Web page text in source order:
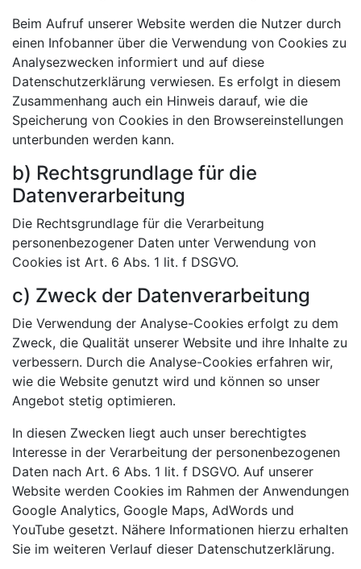
Beim Aufruf unserer Website werden die Nutzer durch
einen Infobanner über die Verwendung von Cookies zu
Analysezwecken informiert und auf diese
Datenschutzerklärung verwiesen. Es erfolgt in diesem
Zusammenhang auch ein Hinweis darauf, wie die
Speicherung von Cookies in den Browsereinstellungen
unterbunden werden kann.
b) Rechtsgrundlage für die
Datenverarbeitung
Die Rechtsgrundlage für die Verarbeitung
personenbezogener Daten unter Verwendung von
Cookies ist Art. 6 Abs. 1 lit. f DSGVO.
c) Zweck der Datenverarbeitung
Die Verwendung der Analyse-Cookies erfolgt zu dem
Zweck, die Qualität unserer Website und ihre Inhalte zu
verbessern. Durch die Analyse-Cookies erfahren wir,
wie die Website genutzt wird und können so unser
Angebot stetig optimieren.
In diesen Zwecken liegt auch unser berechtigtes
Interesse in der Verarbeitung der personenbezogenen
Daten nach Art. 6 Abs. 1 lit. f DSGVO. Auf unserer
Website werden Cookies im Rahmen der Anwendungen
Google Analytics, Google Maps, AdWords und
YouTube gesetzt. Nähere Informationen hierzu erhalten
Sie im weiteren Verlauf dieser Datenschutzerklärung.